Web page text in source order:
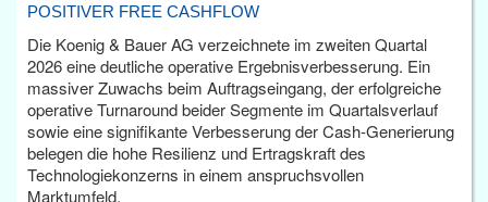
POSITIVER FREE CASHFLOW
Die Koenig & Bauer AG verzeichnete im zweiten Quartal
2026 eine deutliche operative Ergebnisverbesserung. Ein
massiver Zuwachs beim Auftragseingang, der erfolgreiche
operative Turnaround beider Segmente im Quartalsverlauf
sowie eine signifikante Verbesserung der Cash-Generierung
belegen die hohe Resilienz und Ertragskraft des
Technologiekonzerns in einem anspruchsvollen
Marktumfeld.